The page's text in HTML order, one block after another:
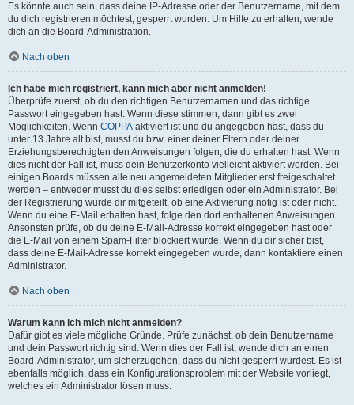
Es könnte auch sein, dass deine IP-Adresse oder der Benutzername, mit dem
du dich registrieren möchtest, gesperrt wurden. Um Hilfe zu erhalten, wende
dich an die Board-Administration.
Nach oben
Ich habe mich registriert, kann mich aber nicht anmelden!
Überprüfe zuerst, ob du den richtigen Benutzernamen und das richtige
Passwort eingegeben hast. Wenn diese stimmen, dann gibt es zwei
Möglichkeiten. Wenn COPPA aktiviert ist und du angegeben hast, dass du
unter 13 Jahre alt bist, musst du bzw. einer deiner Eltern oder deiner
Erziehungsberechtigten den Anweisungen folgen, die du erhalten hast. Wenn
dies nicht der Fall ist, muss dein Benutzerkonto vielleicht aktiviert werden. Bei
einigen Boards müssen alle neu angemeldeten Mitglieder erst freigeschaltet
werden – entweder musst du dies selbst erledigen oder ein Administrator. Bei
der Registrierung wurde dir mitgeteilt, ob eine Aktivierung nötig ist oder nicht.
Wenn du eine E-Mail erhalten hast, folge den dort enthaltenen Anweisungen.
Ansonsten prüfe, ob du deine E-Mail-Adresse korrekt eingegeben hast oder
die E-Mail von einem Spam-Filter blockiert wurde. Wenn du dir sicher bist,
dass deine E-Mail-Adresse korrekt eingegeben wurde, dann kontaktiere einen
Administrator.
Nach oben
Warum kann ich mich nicht anmelden?
Dafür gibt es viele mögliche Gründe. Prüfe zunächst, ob dein Benutzername
und dein Passwort richtig sind. Wenn dies der Fall ist, wende dich an einen
Board-Administrator, um sicherzugehen, dass du nicht gesperrt wurdest. Es ist
ebenfalls möglich, dass ein Konfigurationsproblem mit der Website vorliegt,
welches ein Administrator lösen muss.